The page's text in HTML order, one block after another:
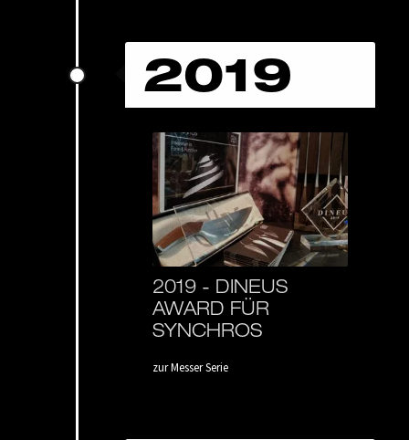
2019
2019 - DINEUS
AWARD FÜR
SYNCHROS
zur Messer Serie